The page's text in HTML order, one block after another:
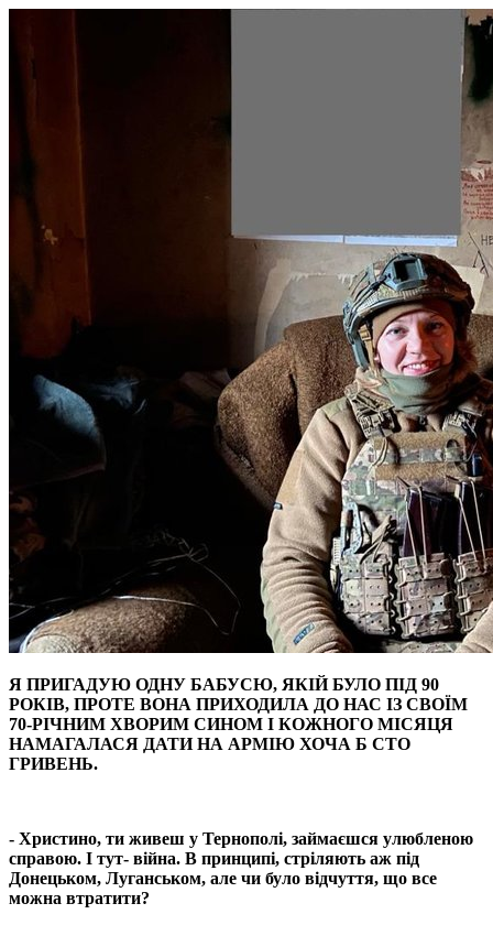
Я ПРИГАДУЮ ОДНУ БАБУСЮ, ЯКІЙ БУЛО ПІД 90
РОКІВ, ПРОТЕ ВОНА ПРИХОДИЛА ДО НАС ІЗ СВОЇМ
70-РІЧНИМ ХВОРИМ СИНОМ І КОЖНОГО МІСЯЦЯ
НАМАГАЛАСЯ ДАТИ НА АРМІЮ ХОЧА Б СТО
ГРИВЕНЬ.
- Христино, ти живеш у Тернополі, займаєшся улюбленою
справою. І тут- війна. В принципі, стріляють аж під
Донецьком, Луганськом, але чи було відчуття, що все
можна втратити?